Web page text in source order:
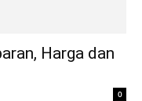
Harga dan
0